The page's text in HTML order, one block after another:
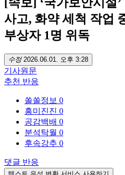
사고, 화약 세척 작업
부상자 1명 위독
수정 2026.06.01. 오후 3:28
기사원문
추천 반응
쏠쏠정보 0
흥미진진 0
공감백배 0
분석탁월 0
후속강추 0
댓글 반응